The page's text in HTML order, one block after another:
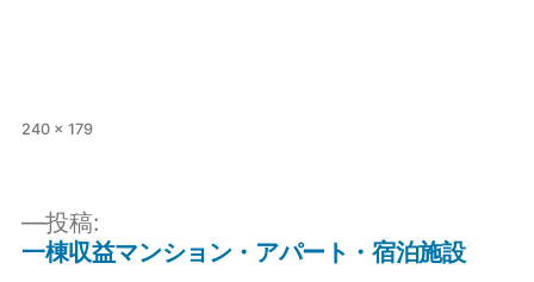
フ
240 × 179
投稿:
一棟収益マンション・アパート・宿泊施設